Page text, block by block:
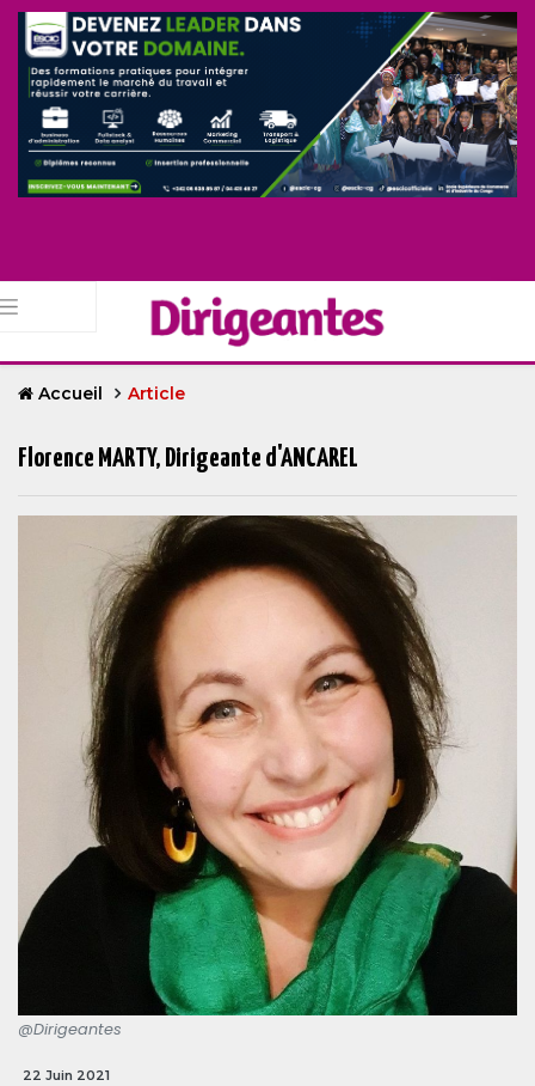
Accueil Article
Florence MARTY, Dirigeante d'ANCAREL
@Dirigeantes
22 Juin 2021